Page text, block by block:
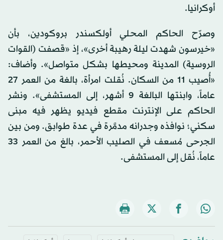
أوكرانيا.
وصرّح الحاكم المحلي أولكسندر بروكودين، بأن
«خيرسون شهدت ليلة رهيبة أخرى»، إذ «قصفت (القوات
الروسية) المدينة ومحيطها بشكل متواصل». وأضاف:
«أُصيب 11 من السكان. نُقلت امرأة، بالغة من العمر 27
عاماً، وابنتها البالغة 9 أشهر، إلى المستشفى». ونشر
الحاكم على الإنترنت مقطع فيديو يظهر فيه مبنى
سكني؛ نوافذه وجدرانه مدمَّرة في عدة طوابق. ومن بين
الجرحى مُسعف في الصليب الأحمر، بالغ من العمر 33
عاماً، نُقل إلى المستشفى.